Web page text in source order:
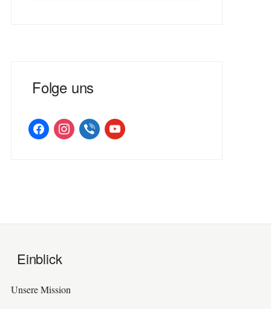
Folge uns
facebookinstagramviber youtube
Einblick
Unsere Mission